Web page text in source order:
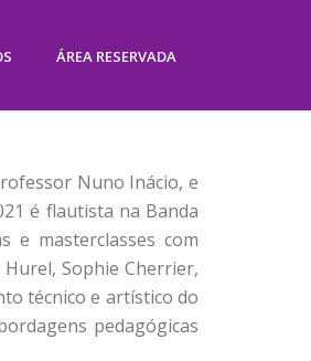
ÁREA RESERVADA
Nuno Inácio, e
é flautista na Banda
e masterclasses com
Sophie Cherrier,
técnico e artístico do
pedagógicas